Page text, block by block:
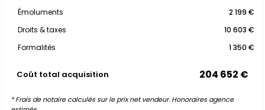
Émoluments
2 199 €
Droits & taxes
10 603 €
Formalités
1 350 €
Coût total acquisition 204 652 €
* Frais de notaire calculés sur le prix net vendeur. Honoraires agence